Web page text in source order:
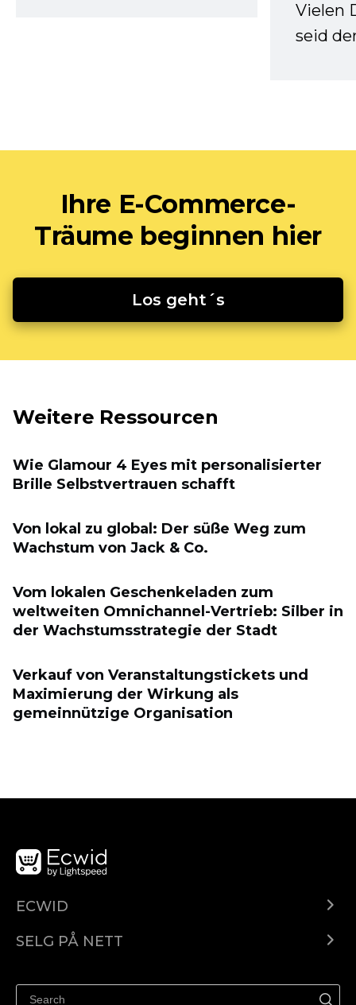
Vielen
seid
Ihre E-Commerce-
Träume beginnen hier
Los geht´s
Weitere Ressourcen
Wie Glamour 4 Eyes mit personalisierter
Brille Selbstvertrauen schafft
Von lokal zu global: Der süße Weg zum
Wachstum von Jack & Co.
Vom lokalen Geschenkeladen zum
weltweiten Omnichannel-Vertrieb: Silber in
der Wachstumsstrategie der Stadt
Verkauf von Veranstaltungstickets und
Maximierung der Wirkung als
gemeinnützige Organisation
ECWID
Pris
SELG PÅ NETT
Selg på Facebook